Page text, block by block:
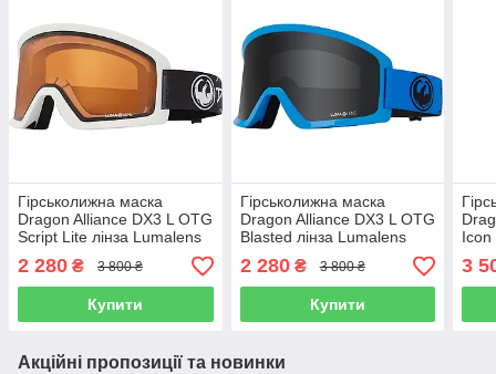
Гірськолижна маска
Dragon Alliance DX3 L OTG
Script Lite лінза Lumalens
Amber
2 280 ₴ 3 800 ₴
Купити
Гірськолижна маска
Dragon Alliance DX3 L OTG
Blasted лінза Lumalens
Dark Grey S2
2 280₴ 3 800 ₴
Купити
Icon
Red
3
Акційні пропозиції та новинки